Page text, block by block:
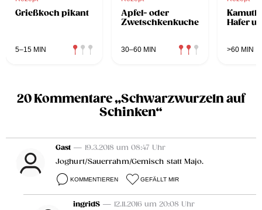
Grießkoch pikant
5–15 MIN
Apfel- oder
Zwetschkenkuchen
30–60 MIN
Hafer
>60 MIN
20 Kommentare „Schwarzwurzeln auf
Schinken“
Gast — 19.3.2018 um 08:47 Uhr
Joghurt/Sauerrahm/Gemisch statt Majo.
KOMMENTIEREN GEFÄLLT MIR
ingridS — 12.11.2016 um 20:08 Uhr